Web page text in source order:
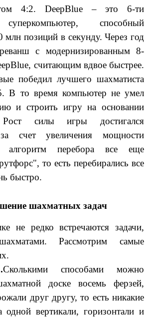
4:2. DeepBlue – это 6-ти
способный
млн позиций в секунду. Через год
с модернизированным 8-
считающим вдвое быстрее.
победил лучшего шахматиста
В то время компьютер не умел
и строить игру на основании
силы игры достигался
счет увеличения мощности
алгоритм перебора все еще
то есть перебирались все
быстро.
шахматных задач
не редко встречаются задачи,
Рассмотрим самые
Сколькими способами можно
доске восемь ферзей,
друг другу, то есть никакие
одной вертикали, горизонтали и